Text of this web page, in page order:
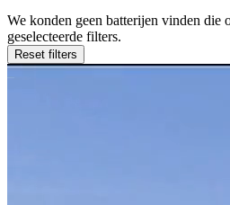
We konden geen batterijen vinden die
geselecteerde filters.
Reset filters